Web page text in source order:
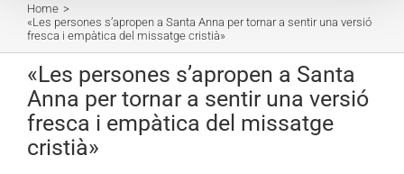
Home
«Les persones s’apropen a Santa Anna per tornar a sentir una versió
fresca i empàtica del missatge cristià»
«Les persones s’apropen a Santa
Anna per tornar a sentir una versió
fresca i empàtica del missatge
cristià»